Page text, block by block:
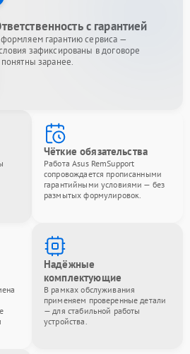
с гарантией
гарантию сервиса —
зафиксированы в договоре
заранее.
Чёткие обязательства
Работа Asus RemSupport
сопровождается прописанными
гарантийными условиями — без
размытых формулировок.
Надёжные
комплектующие
В рамках обслуживания
применяем проверенные детали
— для стабильной работы
устройства.